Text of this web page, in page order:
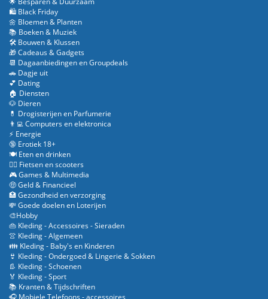
🛍️ Black Friday
🌼 Bloemen & Planten
📚 Boeken & Muziek
🛠️ Bouwen & Klussen
🎁 Cadeaus & Gadgets
📆 Dagaanbiedingen en Groupdeals
🚗 Dagje uit
💕 Dating
🏠 Diensten
🐶 Dieren
💊 Drogisterijen en Parfumerie
👨‍💻 Computers en elektronica
⚡ Energie
🔞 Erotiek 18+
🍽️ Eten en drinken
🚴‍♂️ Fietsen en scooters
🎮 Games & Multimedia
🤑 Geld & Financieel
🏥 Gezondheid en verzorging
💸 Goede doelen en Loterijen
🎨Hobby
👜 Kleding - Accessoires - Sieraden
👚 Kleding - Algemeen
👪 Kleding - Baby's en Kinderen
👙 Kleding - Ondergoed & Lingerie & Sokken
👢 Kleding - Schoenen
🏅 Kleding - Sport
📚 Kranten & Tijdschriften